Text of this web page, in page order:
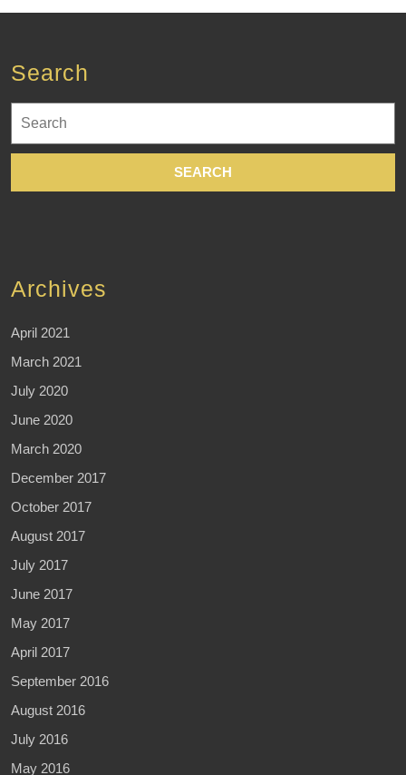
Search
for:
Archives
April 2021
March 2021
July 2020
June 2020
March 2020
December 2017
October 2017
August 2017
July 2017
June 2017
May 2017
April 2017
September 2016
August 2016
July 2016
May 2016